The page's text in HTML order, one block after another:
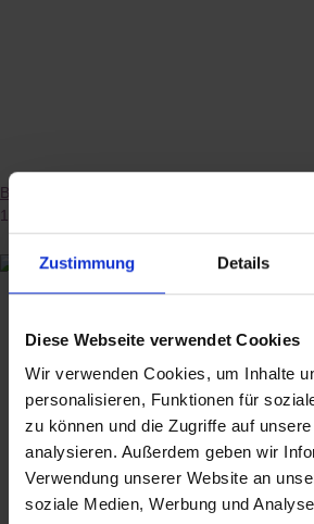
Zustimmung Details
Diese Webseite verwendet Cookies
Wir verwenden Cookies, um Inhalte
personalisieren, Funktionen für
zu können und die Zugriffe auf
analysieren. Außerdem geben wir
Verwendung unserer Website an
soziale Medien, Werbung und
Ballettstangen-Set "Der Profi"
134,20 €